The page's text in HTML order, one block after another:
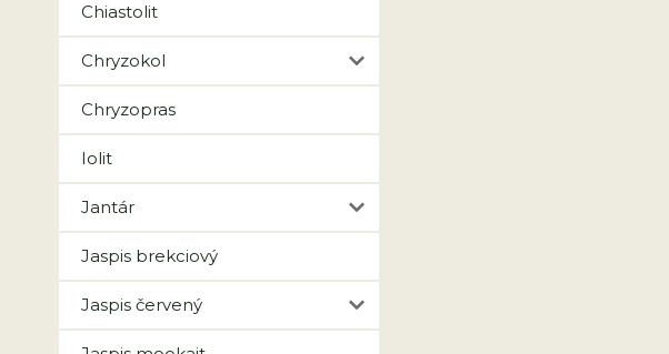
Chiastolit
Chryzokol
Chryzopras
Iolit
Jantár
Jaspis brekciový
Jaspis červený